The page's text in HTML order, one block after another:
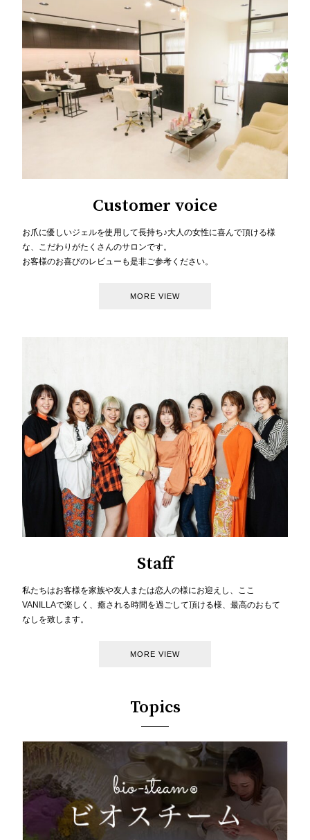
Customer voice
お爪に優しいジェルを使用して長持ち♪大人の女性に喜んで頂ける様
な、こだわりがたくさんのサロンです。
お客様のお喜びのレビューも是非ご参考ください。
MORE VIEW
Staff
私たちはお客様を家族や友人または恋人の様にお迎えし、ここ
VANILLAで楽しく、癒される時間を過ごして頂ける様、最高のおもて
なしを致します。
MORE VIEW
Topics